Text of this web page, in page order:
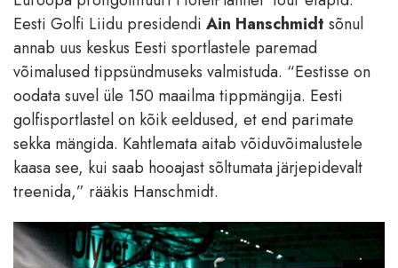
Eesti Golfi Liidu presidendi Ain Hanschmidt sõnul
annab uus keskus Eesti sportlastele paremad
võimalused tippsündmuseks valmistuda. “Eestisse on
oodata suvel üle 150 maailma tippmängija. Eesti
golfisportlastel on kõik eeldused, et end parimate
sekka mängida. Kahtlemata aitab võiduvõimalustele
kaasa see, kui saab hooajast sõltumata järjepidevalt
treenida,” rääkis Hanschmidt.